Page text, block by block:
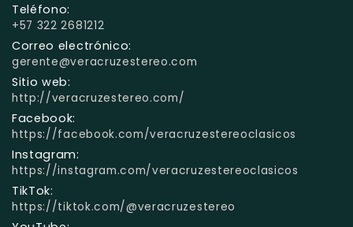
Teléfono:
+57 322 2681212
Correo electrónico:
gerente@veracruzestereo.com
Sitio web:
http://veracruzestereo.com/
Facebook:
https://facebook.com/veracruzestereoclasicos
Instagram:
https://instagram.com/veracruzestereoclasicos
TikTok:
https://tiktok.com/@veracruzestereo